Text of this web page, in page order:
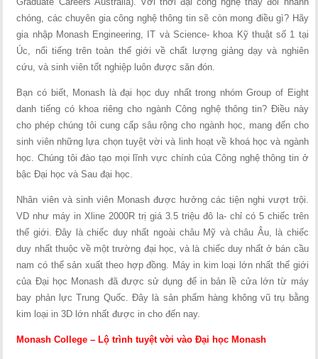
chóng, các chuyên gia công nghệ thông tin sẽ còn mong điều gì? Hãy
gia nhập Monash Engineering, IT và Science- khoa Kỹ thuật số 1 tại
Úc, nổi tiếng trên toàn thế giới về chất lượng giảng dạy và nghiên
cứu, và sinh viên tốt nghiệp luôn được săn đón.
Bạn có biết, Monash là đại học duy nhất trong nhóm Group of Eight
danh tiếng có khoa riêng cho ngành Công nghệ thông tin? Điều này
cho phép chúng tôi cung cấp sâu rộng cho ngành học, mang đến cho
sinh viên những lựa chọn tuyệt vời và linh hoạt về khoá học và ngành
học. Chúng tôi đào tạo mọi lĩnh vực chính của Công nghệ thông tin ở
bậc Đại học và Sau đại học.
Nhân viên và sinh viên Monash được hưởng các tiện nghi vượt trội.
VD như máy in Xline 2000R trị giá 3.5 triệu đô la- chỉ có 5 chiếc trên
thế giới. Đây là chiếc duy nhất ngoài châu Mỹ và châu Âu, là chiếc
duy nhất thuộc về một trường đại học, và là chiếc duy nhất ở bán cầu
nam có thể sản xuất theo hợp đồng. Máy in kim loại lớn nhất thế giới
của Đại học Monash đã được sử dụng để in bản lề cửa lớn từ máy
bay phản lực Trung Quốc. Đây là sản phẩm hàng không vũ trụ bằng
kim loại in 3D lớn nhất được in cho đến nay.
Monash College – Lộ trình tuyệt vời vào Đại học Monash